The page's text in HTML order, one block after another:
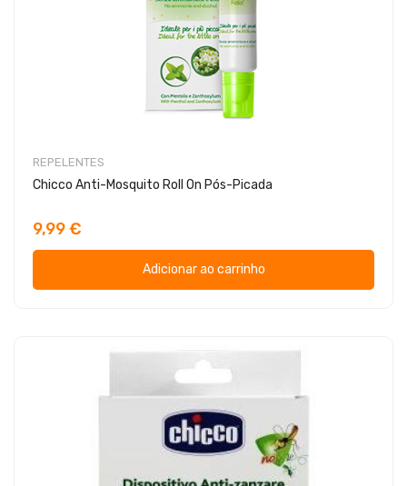
REPELENTES
Chicco Anti-Mosquito Roll On Pós-Picada
9,99 €
Adicionar ao carrinho